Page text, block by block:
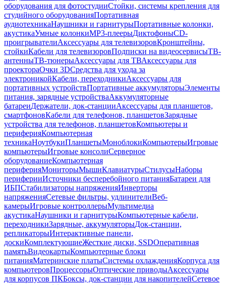
оборудования для фотостудииСтойки, системы крепления для
студийного оборудованияПортативная
аудиотехникаНаушники и гарнитурыПортативные колонки,
акустикаУмные колонкиMP3-плеерыДиктофоныCD-
проигрывателиАксессуары для телевизоровКронштейны,
стойкиКабели для телевизоровПодписки на видеосервисыТВ-
антенныТВ-тюнерыАксессуары для ТВАксессуары для
проектораОчки 3DСредства для ухода за
электроникойКабели, переходникиАксессуары для
портативных устройствПортативные аккумуляторыЭлементы
питания, зарядные устройстваАккумуляторные
батареиДержатели, док-станцииАксессуары для планшетов,
смартфоновКабели для телефонов, планшетовЗарядные
устройства для телефонов, планшетовКомпьютеры и
периферияКомпьютерная
техникаНоутбукиПланшетыМоноблокиКомпьютерыИгровые
компьютерыИгровые консолиСерверное
оборудованиеКомпьютерная
периферияМониторыМышиКлавиатурыСтилусыНаборы
периферииИсточники бесперебойного питанияБатареи для
ИБПСтабилизаторы напряженияИнверторы
напряженияСетевые фильтры, удлинителиВеб-
камерыИгровые контроллерыМультимедиа
акустикаНаушники и гарнитурыКомпьютерные кабели,
переходникиЗарядные, аккумуляторыДок-станции,
репликаторыИнтерактивные панели,
доскиКомплектующиеЖесткие диски, SSDОперативная
памятьВидеокартыКомпьютерные блоки
питанияМатеринские платыСистемы охлажденияКорпуса для
компьютеровПроцессорыОптические приводыАксессуары
для корпусов ПКБоксы, док-станции для накопителейСетевое